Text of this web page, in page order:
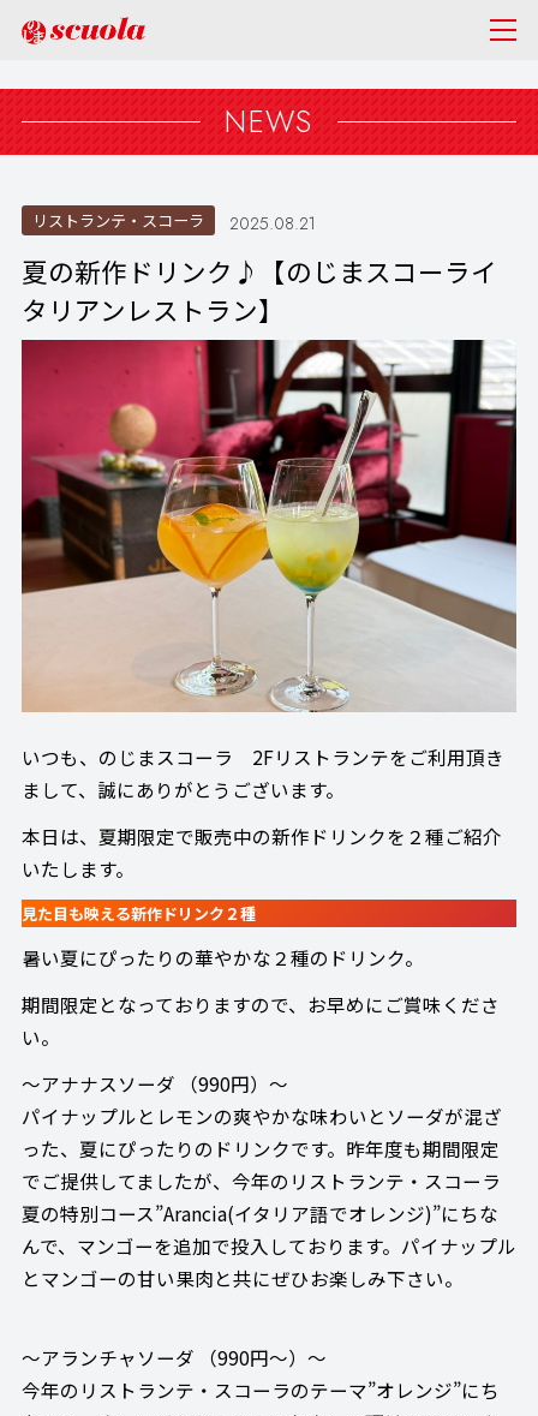
NEWS
リストランテ・スコーラ 2025.08.21
夏の新作ドリンク♪【のじまスコーライ
タリアンレストラン】
いつも、のじまスコーラ 2Fリストランテをご利用頂き
まして、誠にありがとうございます。
本日は、夏期限定で販売中の新作ドリンクを２種ご紹介
いたします。
見た目も映える新作ドリンク２種
暑い夏にぴったりの華やかな２種のドリンク。
期間限定となっておりますので、お早めにご賞味くださ
い。
～アナナスソーダ （990円）～
パイナップルとレモンの爽やかな味わいとソーダが混ざ
った、夏にぴったりのドリンクです。昨年度も期間限定
でご提供してましたが、今年のリストランテ・スコーラ
夏の特別コース”Arancia(イタリア語でオレンジ)”にちな
んで、マンゴーを追加で投入しております。パイナップル
とマンゴーの甘い果肉と共にぜひお楽しみ下さい。
～アランチャソーダ （990円～）～
今年のリストランテ・スコーラのテーマ”オレンジ”にち